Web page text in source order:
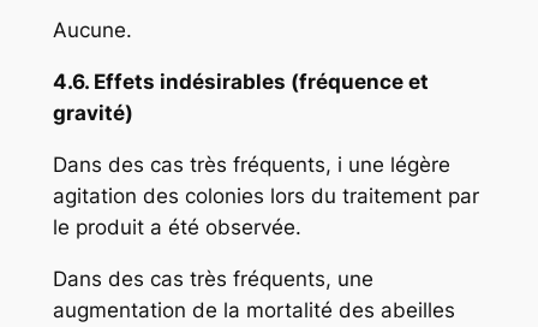
Aucune.
4.6. Effets indésirables (fréquence et
gravité)
Dans des cas très fréquents, i une légère
agitation des colonies lors du traitement par
le produit a été observée.
Dans des cas très fréquents, une
augmentation de la mortalité des abeilles